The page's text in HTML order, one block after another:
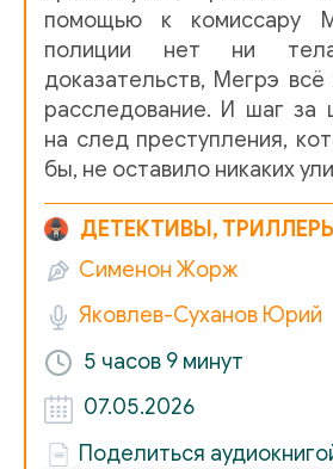
помощью к комиссару
полиции нет ни
доказательств, Мегрэ
расследование. И шаг за
на след преступления,
бы, не оставило никаких
ДЕТЕКТИВЫ,
Сименон Жорж
Яковлев-Суханов Юрий
5 часов 9 минут
07.05.2026
Поделиться